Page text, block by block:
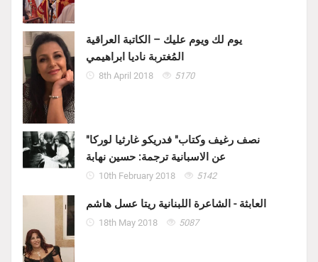
يوم لك ويوم عليك – الكاتبة العراقية
المُغتربة ناديا ابراهيمي
8th April 2018 5170
"نصف رغيف وكتاب" فدريكو غارثيا لوركا
عن الاسبانية ترجمة: حسين نهابة
10th February 2018 5142
العابثة - الشاعرة اللبنانية ريتا عسل هاشم
18th May 2018 5087